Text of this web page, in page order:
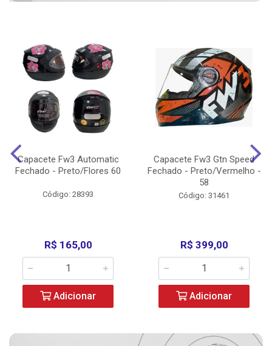
Capacete Fw3 Automatic
Fechado - Preto/Flores 60
Código: 28393
R$ 165,00
Adicionar
Capacete Fw3 Gtn Speed
Fechado - Preto/Vermelho -
58
Código: 31461
R$ 399,00
Adicionar